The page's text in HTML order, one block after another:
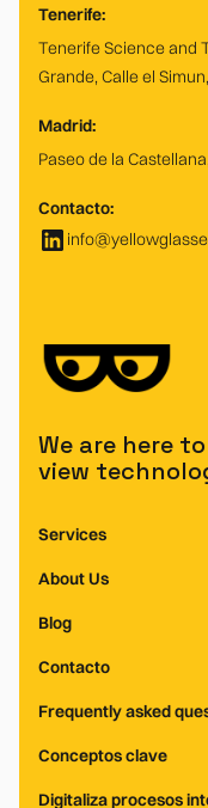
Tenerife:
Tenerife Science and
Grande, Calle el
Madrid:
Paseo de la
Contacto:
We are here
view
Services
About Us
Blog
Contacto
Frequently asked
Conceptos clave
Digitaliza procesos